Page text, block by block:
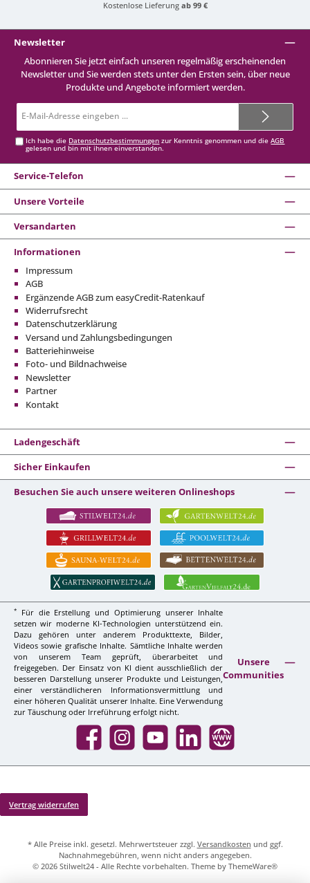
Kostenlose Lieferung ab 99 €
Newsletter
Abonnieren Sie jetzt einfach unseren regelmäßig erscheinenden
Newsletter und Sie werden stets unter den Ersten sein, über neue
Produkte und Angebote informiert werden.
Mail-
Ich habe die Datenschutzbestimmungen zur Kenntnis genommen und dieAGB
gelesen und bin mit ihnen einverstanden.
Service-Telefon
Unsere Vorteile
Versandarten
Informationen
Impressum
AGB
Ergänzende AGB zum easyCredit-Ratenkauf
Widerrufsrecht
Datenschutzerklärung
Versand und Zahlungsbedingungen
Batteriehinweise
Foto- und Bildnachweise
Newsletter
Partner
Kontakt
Ladengeschäft
Sicher Einkaufen
Besuchen Sie auch unsere weiteren Onlineshops
*
Für die Erstellung und Optimierung unserer Inhalte
setzen wir moderne KI-Technologien unterstützend ein.
Dazu gehören unter anderem Produkttexte, Bilder,
Videos sowie grafische Inhalte. Sämtliche Inhalte werden
von unserem Team geprüft, überarbeitet und
freigegeben. Der Einsatz von KI dient ausschließlich der
besseren Darstellung unserer Produkte und Leistungen,
einer verständlicheren Informationsvermittlung und
einer höheren Qualität unserer Inhalte. Eine Verwendung
zur Täuschung oder Irreführung erfolgt nicht.
Unsere
Communities
Facebook InstagramYouTube LinkedIn Website
Vertrag widerrufen
* Alle Preise inkl. gesetzl. Mehrwertsteuer zzgl. Versandkosten und ggf.
Nachnahmegebühren, wenn nicht anders angegeben.
© 2026 Stilwelt24 - Alle Rechte vorbehalten. Theme by ThemeWare®